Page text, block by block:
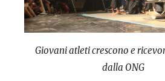
Giovani atleti crescono e
dalla ONG